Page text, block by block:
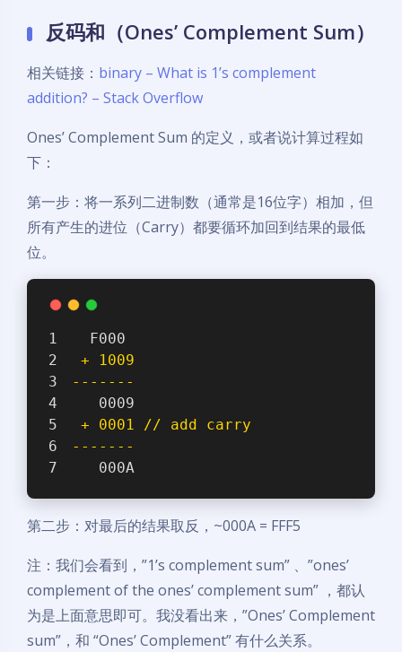
反码和（Ones’ Complement Sum）
相关链接： binary – What is 1’s complement
addition? – Stack Overflow
Ones’ Complement Sum 的定义，或者说计算过程如
下：
第一步：将一系列二进制数（通常是16位字）相加，但
所有产生的进位（Carry）都要循环加回到结果的最低
位。
  F000
+ 1009
-------
   0009
+ 0001 // add carry
-------
   000A
第二步：对最后的结果取反，~000A = FFF5
注：我们会看到，”1’s complement sum” 、”ones’
complement of the ones’ complement sum” ，都认
为是上面意思即可。我没看出来，”Ones’ Complement
sum”，和 “Ones’ Complement” 有什么关系。